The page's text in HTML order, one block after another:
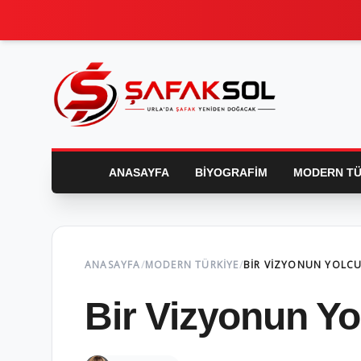
ANASAYFA BIYOGRAFIM MODERN
ANASAYFA/MODERN TÜRKIYE/BIR VIZYONUN
Bir Vizyonun